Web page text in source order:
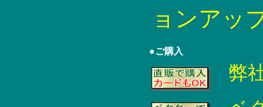
ョンアッ
●ご購入
弊